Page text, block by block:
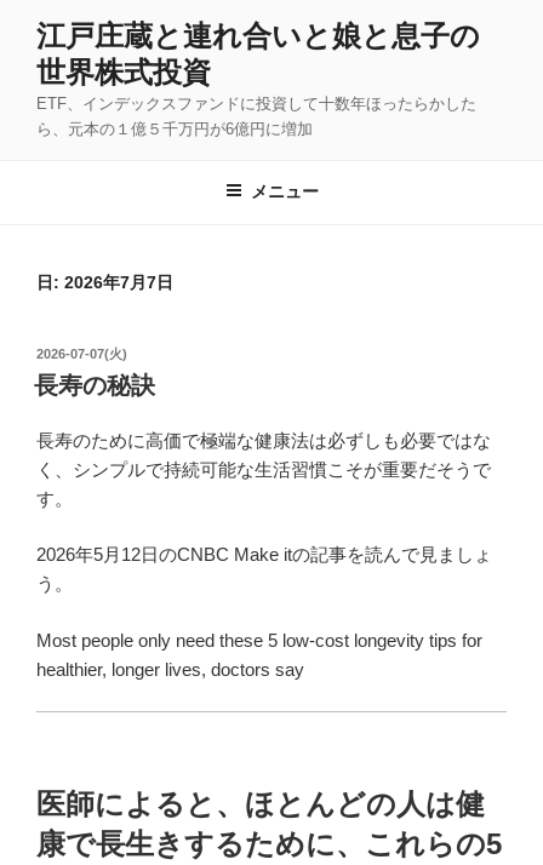
江戸庄蔵と連れ合いと娘と息子の
世界株式投資
ETF、インデックスファンドに投資して十数年ほったらかした
ら、元本の１億５千万円が6億円に増加
メニュー
日: 2026年7月7日
投
稿
日:
2026-07-07(火)
長寿の秘訣
長寿のために高価で極端な健康法は必ずしも必要ではな
く、シンプルで持続可能な生活習慣こそが重要だそうで
す。
2026年5月12日のCNBC Make itの記事を読んで見ましょ
う。
Most people only need these 5 low-cost longevity tips for
healthier, longer lives, doctors say
医師によると、ほとんどの人は健
康で長生きするために、これらの5